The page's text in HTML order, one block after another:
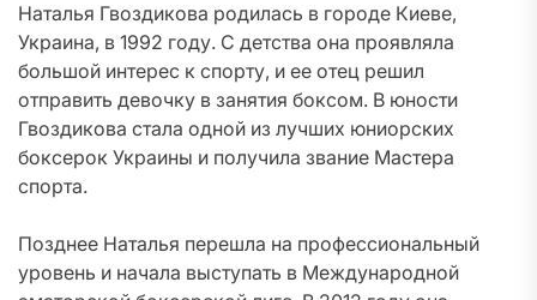
Наталья Гвоздикова родилась в городе Киеве,
Украина, в 1992 году. С детства она проявляла
большой интерес к спорту, и ее отец решил
отправить девочку в занятия боксом. В юности
Гвоздикова стала одной из лучших юниорских
боксерок Украины и получила звание Мастера
спорта.
Позднее Наталья перешла на профессиональный
уровень и начала выступать в Международной